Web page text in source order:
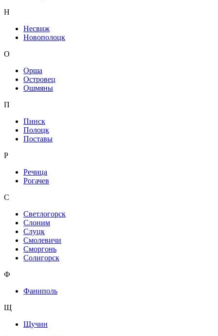
Н
Несвиж
Новополоцк
О
Орша
Островец
Ошмяны
П
Пинск
Полоцк
Поставы
Р
Речица
Рогачев
С
Светлогорск
Слоним
Слуцк
Смолевичи
Сморгонь
Солигорск
Ф
Фаниполь
Щ
Щучин